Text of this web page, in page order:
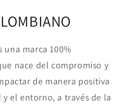
una marca 100%
nace del compromiso y
de manera positiva
y el entorno, a través de la